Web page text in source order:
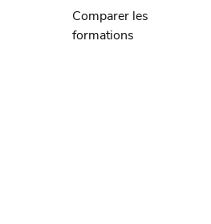
Comparer les
formations